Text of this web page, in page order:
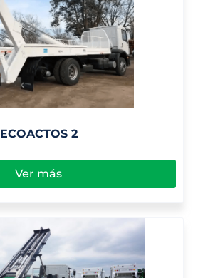
ECOACTOS 2
Ver más